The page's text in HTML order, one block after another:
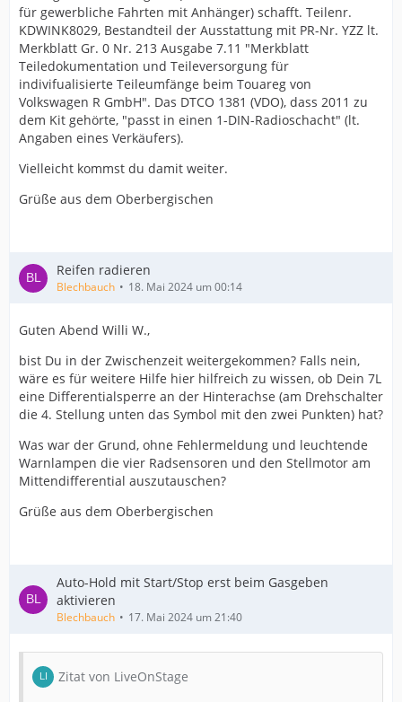
für gewerbliche Fahrten mit Anhänger) schafft. Teilenr.
KDWINK8029, Bestandteil der Ausstattung mit PR-Nr. YZZ lt.
Merkblatt Gr. 0 Nr. 213 Ausgabe 7.11 "Merkblatt
Teiledokumentation und Teileversorgung für
indivifualisierte Teileumfänge beim Touareg von
Volkswagen R GmbH". Das DTCO 1381 (VDO), dass 2011 zu
dem Kit gehörte, "passt in einen 1-DIN-Radioschacht" (lt.
Angaben eines Verkäufers).
Vielleicht kommst du damit weiter.
Grüße aus dem Oberbergischen
Reifen radieren
Blechbauch 18. Mai 2024 um 00:14
Guten Abend Willi W.,
bist Du in der Zwischenzeit weitergekommen? Falls nein,
wäre es für weitere Hilfe hier hilfreich zu wissen, ob Dein 7L
eine Differentialsperre an der Hinterachse (am Drehschalter
die 4. Stellung unten das Symbol mit den zwei Punkten) hat?
Was war der Grund, ohne Fehlermeldung und leuchtende
Warnlampen die vier Radsensoren und den Stellmotor am
Mittendifferential auszutauschen?
Grüße aus dem Oberbergischen
Auto-Hold mit Start/Stop erst beim Gasgeben
aktivieren
Blechbauch 17. Mai 2024 um 21:40
Zitat von LiveOnStage